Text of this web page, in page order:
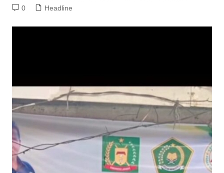
0
Headline